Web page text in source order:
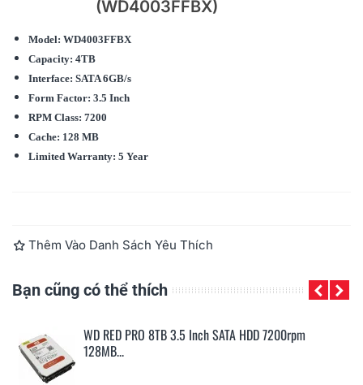
(WD4003FFBX)
Model: WD4003FFBX
Capacity: 4TB
Interface: SATA 6GB/s
Form Factor: 3.5 Inch
RPM Class: 7200
Cache: 128 MB
Limited Warranty: 5 Year
Thêm Vào Danh Sách Yêu Thích
Bạn cũng có thể thích
WD RED PRO 2TB 3.5 Inch SATA HDD 7200rpm 64MB...